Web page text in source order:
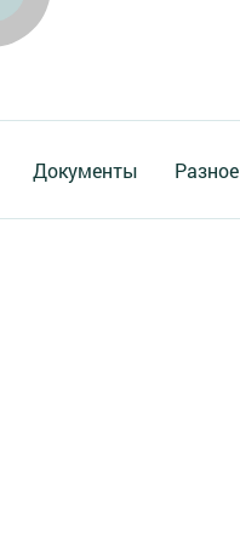
Документы Разное